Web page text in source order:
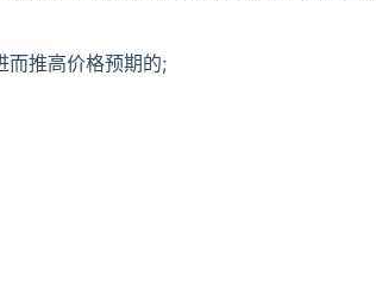
而推高价格预期的;